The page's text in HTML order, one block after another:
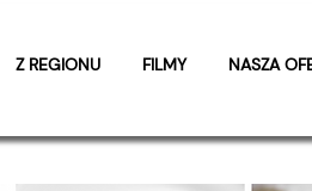
Z REGIONU FILMY NASZA